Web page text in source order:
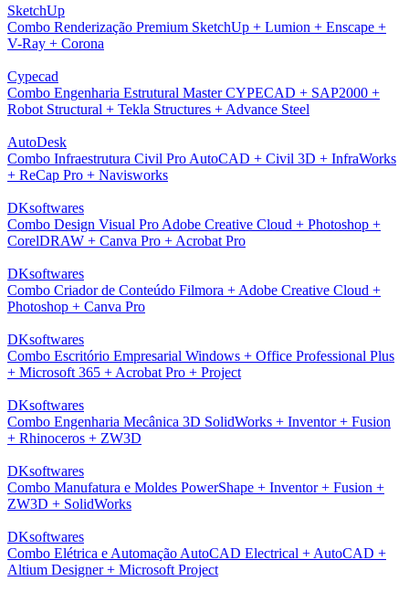
SketchUp
Combo Renderização Premium SketchUp + Lumion + Enscape +
V-Ray + Corona
Cypecad
Combo Engenharia Estrutural Master CYPECAD + SAP2000 +
Robot Structural + Tekla Structures + Advance Steel
AutoDesk
Combo Infraestrutura Civil Pro AutoCAD + Civil 3D + InfraWorks
+ ReCap Pro + Navisworks
DKsoftwares
Combo Design Visual Pro Adobe Creative Cloud + Photoshop +
CorelDRAW + Canva Pro + Acrobat Pro
DKsoftwares
Combo Criador de Conteúdo Filmora + Adobe Creative Cloud +
Photoshop + Canva Pro
DKsoftwares
Combo Escritório Empresarial Windows + Office Professional Plus
+ Microsoft 365 + Acrobat Pro + Project
DKsoftwares
Combo Engenharia Mecânica 3D SolidWorks + Inventor + Fusion
+ Rhinoceros + ZW3D
DKsoftwares
Combo Manufatura e Moldes PowerShape + Inventor + Fusion +
ZW3D + SolidWorks
DKsoftwares
Combo Elétrica e Automação AutoCAD Electrical + AutoCAD +
Altium Designer + Microsoft Project